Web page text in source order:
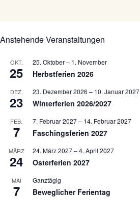
Anstehende Veranstaltungen
OKT.
25
25. Oktober– 1. November
Herbstferien 2026
DEZ.
23
23. Dezember 2026 – 10. Januar 2027
Winterferien 2026/2027
FEB.
7
7. Februar 2027– 14. Februar 2027
Faschingsferien 2027
MÄRZ
24
24. März 2027–4. April 2027
Osterferien 2027
MAI
7
Ganztägig
Beweglicher Ferientag